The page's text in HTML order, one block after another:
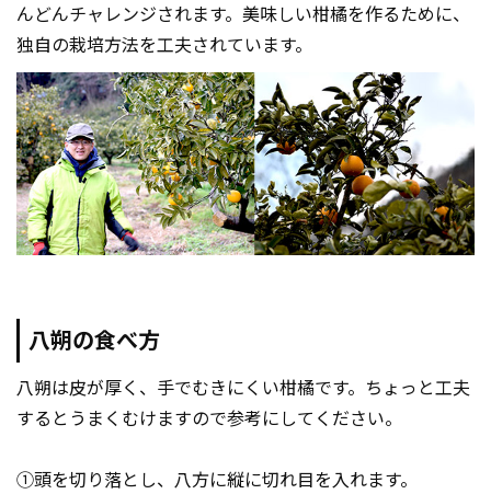
んどんチャレンジされます。美味しい柑橘を作るために、
独自の栽培方法を工夫されています。
八朔の食べ方
八朔は皮が厚く、手でむきにくい柑橘です。ちょっと工夫
するとうまくむけますので参考にしてください。
①頭を切り落とし、八方に縦に切れ目を入れます。